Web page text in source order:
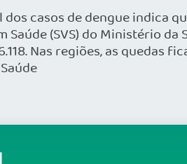
casos de dengue indica
Saúde (SVS) do Ministério
Nas regiões, as quedas